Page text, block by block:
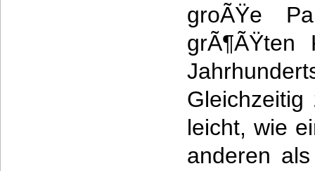
groÃŸe
grÃ¶ÃŸten
leicht, wie
anderen